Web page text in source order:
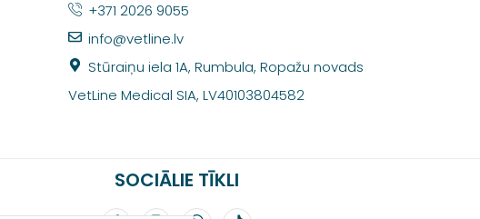
+371 2026 9055
info@vetline.lv
Stūraiņu iela 1A, Rumbula, Ropažu novads
VetLine Medical SIA, LV40103804582
SOCIĀLIE TĪKLI